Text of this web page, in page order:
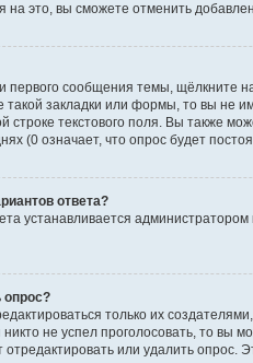
на это, вы сможете отменить
первого сообщения темы, щёлкните
такой закладки или формы, то вы не
строке текстового поля. Вы также
(0 означает, что опрос будет
ответа?
устанавливается
опрос?
только их
не успел проголосовать, то вы
или удалить опрос.